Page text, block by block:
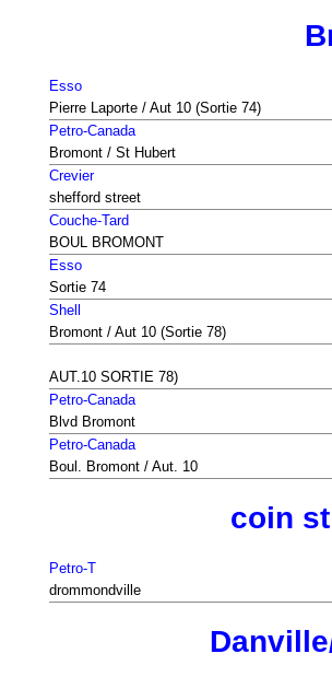
Esso
Pierre Laporte / Aut 10 (Sortie 74)
Petro-Canada
Bromont / St Hubert
Crevier
shefford street
Couche-Tard
BOUL BROMONT
Esso
Sortie 74
Shell
Bromont / Aut 10 (Sortie 78)
AUT.10 SORTIE 78)
Petro-Canada
Blvd Bromont
Petro-Canada
Boul. Bromont / Aut. 10
coin
Petro-T
drommondville